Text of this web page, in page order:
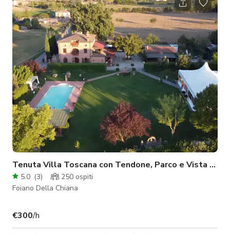
Tenuta Villa Toscana con Tendone, Parco e Vista Panoramica
5.0 (3) 250 ospiti
Foiano Della Chiana
€300/h